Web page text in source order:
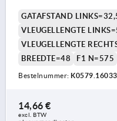
GATAFSTAND
VLEUGELLENGTE
VLEUGELLENGTE
BREEDTE=48
F1 N=575
Bestelnummer:
14,66 €
excl. BTW